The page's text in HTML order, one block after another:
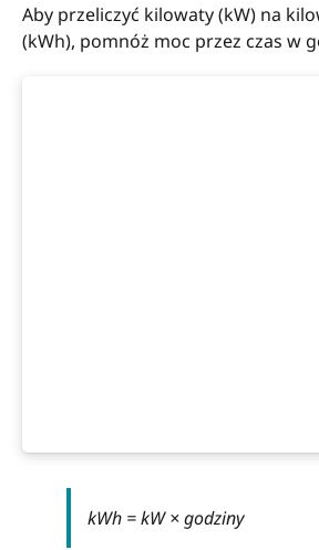
Aby przeliczyć kilowaty (kW) na
(kWh), pomnóż moc przez czas w
kWh = kW × godziny